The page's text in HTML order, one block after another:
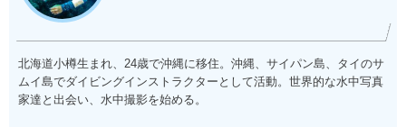
北海道小樽生まれ、24歳で沖縄に移住。沖縄、サイパン島、タイのサ
ムイ島でダイビングインストラクターとして活動。世界的な水中写真
家達と出会い、水中撮影を始める。